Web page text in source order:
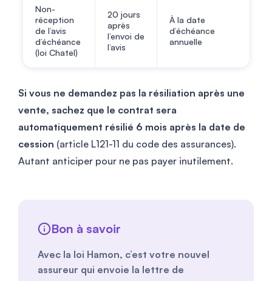
Non-
réception
de l’avis
d’échéance
(loi Chatel)
20 jours
après
l’envoi de
l’avis
À la date
d’échéance
annuelle
Si vous ne demandez pas la résiliation après une
vente, sachez que le contrat sera
automatiquement résilié 6 mois après la date de
cession (article L121-11 du code des assurances).
Autant anticiper pour ne pas payer inutilement.
Bon à savoir
Avec la loi Hamon, c’est votre nouvel
assureur qui envoie la lettre de